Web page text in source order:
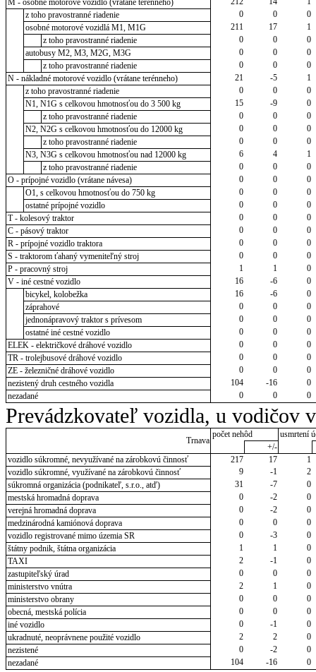
M - osobné motorové vozidlo (vrátane terénneho)
z toho pravostranné riadenie
0 0
0
osobné motorové vozidlá M1, M1G
211 17
1
z toho pravostranné riadenie
0 0
0
autobusy M2, M3, M2G, M3G
0 0
0
z toho pravostranné riadenie
0 0
0
N - nákladné motorové vozidlo (vrátane terénneho)
21 -5
1
z toho pravostranné riadenie
0 0
0
N1, N1G s celkovou hmotnosťou do 3 500 kg
15 -9
0
z toho pravostranné riadenie
0 0
0
N2, N2G s celkovou hmotnosťou do 12000 kg
0 0
0
z toho pravostranné riadenie
0 0
0
N3, N3G s celkovou hmotnosťou nad 12000 kg
6 4
1
z toho pravostranné riadenie
0 0
0
O - prípojné vozidlo (vrátane návesa)
0 0
0
O1, s celkovou hmotnosťou do 750 kg
0 0
0
ostatné prípojné vozidlo
0 0
0
T - kolesový traktor
0 0
0
C - pásový traktor
0 0
0
R - prípojné vozidlo traktora
0 0
0
S - traktorom ťahaný vymeniteľný stroj
0 0
0
P - pracovný stroj
1 1
0
V - iné cestné vozidlo
16 -6
0
bicykel, kolobežka
16 -6
0
záprahové
0 0
0
jednonápravový traktor s prívesom
0 0
0
ostatné iné cestné vozidlo
0 0
0
ELEK - električkové dráhové vozidlo
0 0
0
TR - trolejbusové dráhové vozidlo
0 0
0
ZE - železničné dráhové vozidlo
0 0
0
nezistený druh cestného vozidla
104 -16
0
nezadané
0 0 0
Prevádzkovateľ vozidla, u vodičov
Trnava
počet nehôd
usmrtení
+/-
vozidlo súkromné, nevyužívané na zárobkovú činnosť
217 17
1
vozidlo súkromné, využívané na zárobkovú činnosť
9 -1
2
súkromná organizácia (podnikateľ, s.r.o., atď)
31 -7
0
mestská hromadná doprava
0 -2
0
verejná hromadná doprava
0 -2
0
medzinárodná kamiónová doprava
0 0
0
vozidlo registrované mimo územia SR
0 -3
0
štátny podnik, štátna organizácia
1 1
0
TAXI
2 -1
0
zastupiteľský úrad
0 0
0
ministerstvo vnútra
2 1
0
ministerstvo obrany
0 0
0
obecná, mestská polícia
0 0
0
iné vozidlo
0 -1
0
ukradnuté, neoprávnene použité vozidlo
2 2
0
nezistené
0 -2
0
nezadané
104 -16 0